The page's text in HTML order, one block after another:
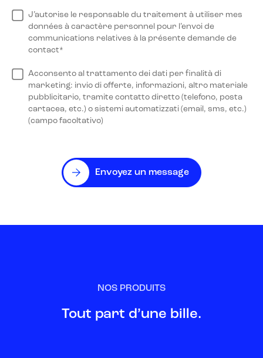
J’autorise le responsable du traitement à utiliser mes
données à caractère personnel pour l’envoi de
communications relatives à la présente demande de
contact*
Acconsento al trattamento dei dati per finalità di
marketing: invio di offerte, informazioni, altro materiale
pubblicitario, tramite contatto diretto (telefono, posta
cartacea, etc.) o sistemi automatizzati (email, sms, etc.)
(campo facoltativo)
Envoyez un message
NOS PRODUITS
Tout part d’une bille.